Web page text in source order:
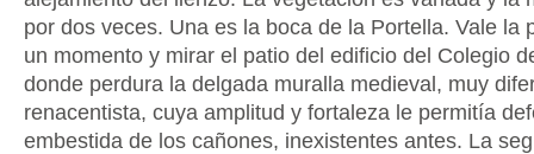
por dos veces. Una es la boca de la Portella. Vale la
un momento y mirar el patio del edificio del Colegio
donde perdura la delgada muralla medieval, muy
renacentista, cuya amplitud y fortaleza le permitía
embestida de los cañones, inexistentes antes. La